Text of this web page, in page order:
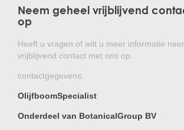
Neem geheel vrijblijvend
op
Heeft u vragen of wilt u meer informatie
vrijblijvend contact met ons op.
contactgegevens:
OlijfboomSpecialist
Onderdeel van BotanicalGroup BV